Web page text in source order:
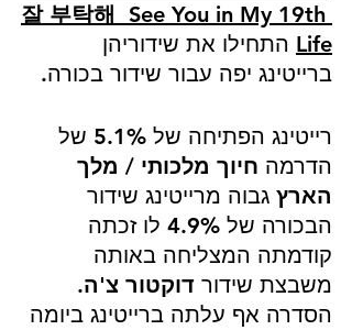
잘 부탁해  See You in My 19th
Life התחילו את שידוריהן
ברייטינג יפה עבור שידור בכורה.
רייטינג הפתיחה של 5.1% של
הדרמה חיוך מלכותי / מלך
הארץ גבוה מרייטינג שידור
הבכורה של 4.9% לו זכתה
קודמתה המצליחה באותה
משבצת שידור דוקטור צ'ה.
הסדרה אף עלתה ברייטינג ביומה